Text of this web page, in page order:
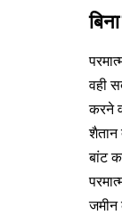
वही
करने
शैतान
बांट